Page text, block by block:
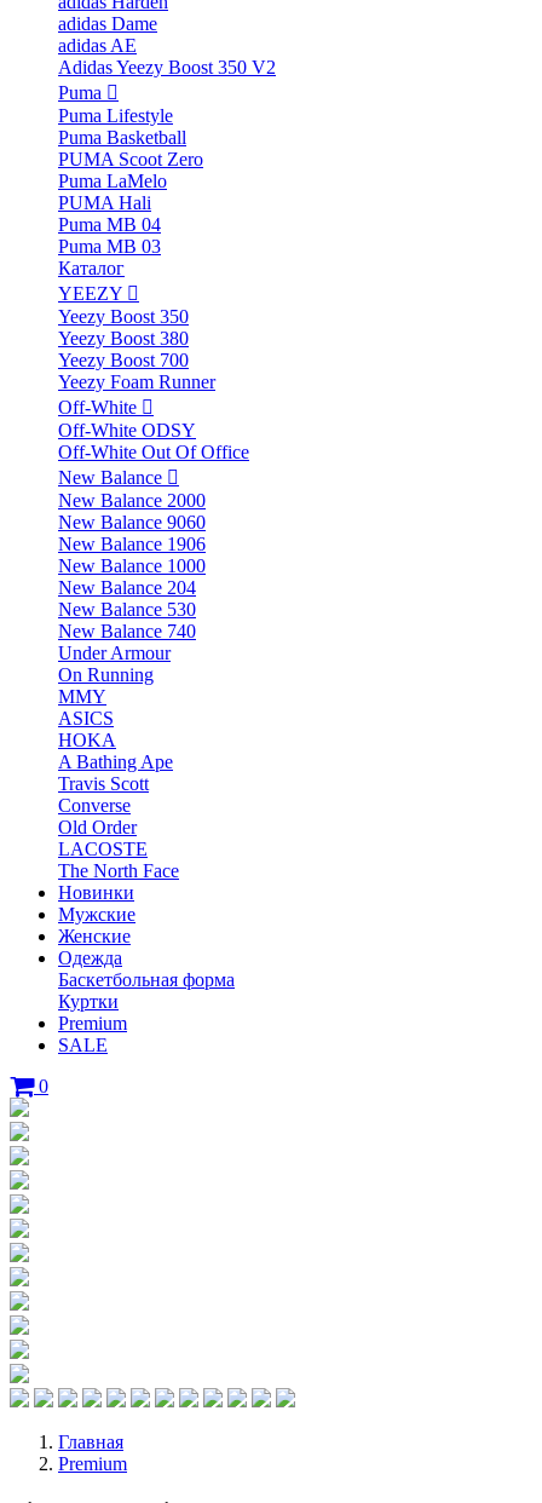
adidas Dame
adidas AE
Adidas Yeezy Boost 350 V2
Puma
Puma Lifestyle
Puma Basketball
PUMA Scoot Zero
Puma LaMelo
PUMA Hali
Puma MB 04
Puma MB 03
Каталог
YEEZY
Yeezy Boost 350
Yeezy Boost 380
Yeezy Boost 700
Yeezy Foam Runner
Off-White
Off-White ODSY
Off-White Out Of Office
New Balance
New Balance 2000
New Balance 9060
New Balance 1906
New Balance 1000
New Balance 204
New Balance 530
New Balance 740
Under Armour
On Running
MMY
ASICS
HOKA
A Bathing Ape
Travis Scott
Converse
Old Order
LACOSTE
The North Face
Новинки
Мужские
Женские
Одежда
Баскетбольная форма
Куртки
Premium
SALE
0
Главная
Premium